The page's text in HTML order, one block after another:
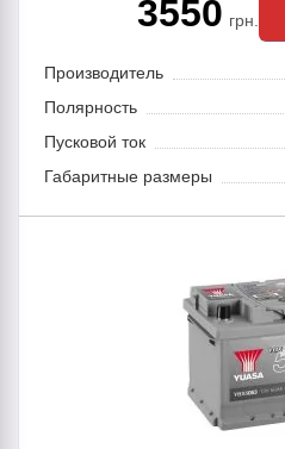
3550 грн.
Производитель
Полярность
Пусковой ток
Габаритные размеры